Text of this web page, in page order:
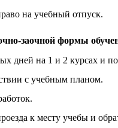
на учебный отпуск.
заочной формы
дней на 1 и 2 курсах и
с учебным планом.
к месту учебы и